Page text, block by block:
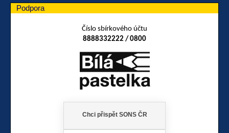
Podpora
Číslo sbírkového účtu
8888332222 / 0800